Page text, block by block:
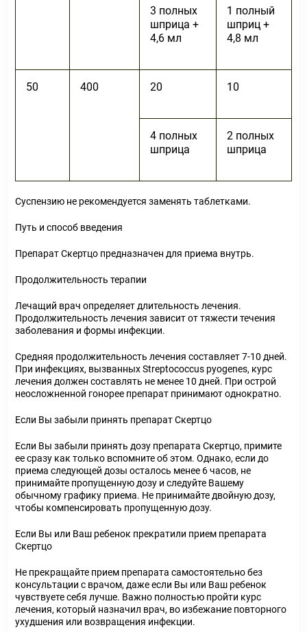
3 полных
шприца +
4,6 мл
1 полный
шприц +
4,8 мл
50 400 20 10
4 полных
шприца
2 полных
шприца
Суспензию не рекомендуется заменять таблетками.
Путь и способ введения
Препарат Скертцо предназначен для приема внутрь.
Продолжительность терапии
Лечащий врач определяет длительность лечения.
Продолжительность лечения зависит от тяжести течения
заболевания и формы инфекции.
Средняя продолжительность лечения составляет 7-10 дней.
При инфекциях, вызванных Streptococcus pyogenes, курс
лечения должен составлять не менее 10 дней. При острой
неосложненной гонорее препарат принимают однократно.
Если Вы забыли принять препарат Скертцо
Если Вы забыли принять дозу препарата Скертцо, примите
ее сразу как только вспомните об этом. Однако, если до
приема следующей дозы осталось менее 6 часов, не
принимайте пропущенную дозу и следуйте Вашему
обычному графику приема. Не принимайте двойную дозу,
чтобы компенсировать пропущенную дозу.
Если Вы или Ваш ребенок прекратили прием препарата
Скертцо
Не прекращайте прием препарата самостоятельно без
консультации с врачом, даже если Вы или Ваш ребенок
чувствуете себя лучше. Важно полностью пройти курс
лечения, который назначил врач, во избежание повторного
ухудшения или возвращения инфекции.